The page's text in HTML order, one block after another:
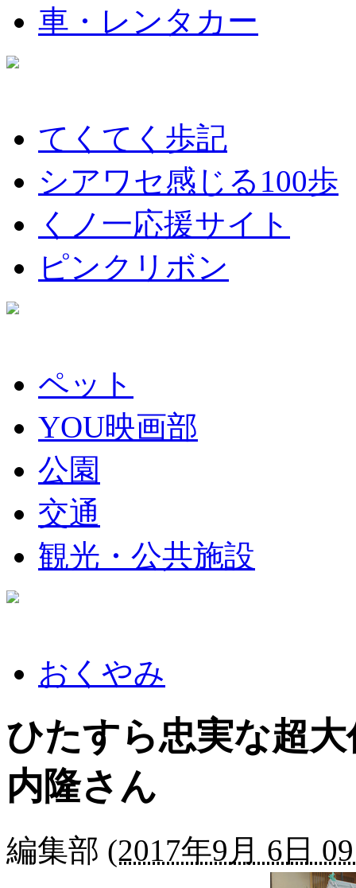
車・レンタカー
てくてく歩記
シアワセ感じる100歩
くノ一応援サイト
ピンクリボン
ペット
YOU映画部
公園
交通
観光・公共施設
おくやみ
ひたすら忠実な超
内隆さん
編集部 (2017年9月 6日